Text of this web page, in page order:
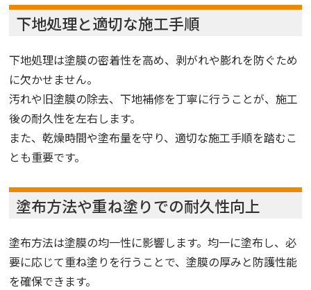
下地処理と適切な施工手順
下地処理は塗膜の密着性を高め、剥がれや膨れを防ぐため
に欠かせません。
汚れや旧塗膜の除去、下地補修を丁寧に行うことが、施工
後の耐久性を左右します。
また、乾燥時間や塗布量を守り、適切な施工手順を踏むこ
とも重要です。
塗布方法や重ね塗りでの耐久性向上
塗布方法は塗膜の均一性に影響します。均一に塗布し、必
要に応じて重ね塗りを行うことで、塗膜の厚みと防護性能
を確保できます。